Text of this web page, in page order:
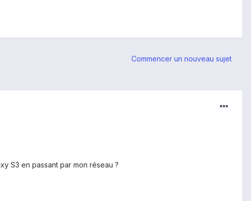
Commencer un nouveau sujet
S3 en passant par mon réseau ?